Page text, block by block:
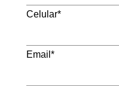
Celular*
Email*